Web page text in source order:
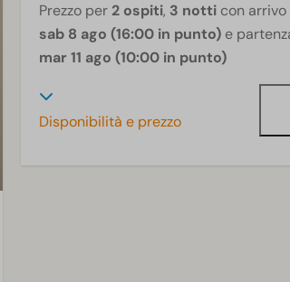
Prezzo per 2 ospiti, 3 notti con arrivo
sab 8 ago (16:00 in punto) e
mar 11 ago (10:00 in punto)
Disponibilità e prezzo